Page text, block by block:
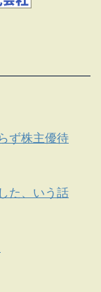
ず株主優待
た、いう話